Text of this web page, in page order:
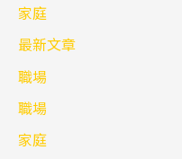
家庭
最新文章
職場
職場
家庭